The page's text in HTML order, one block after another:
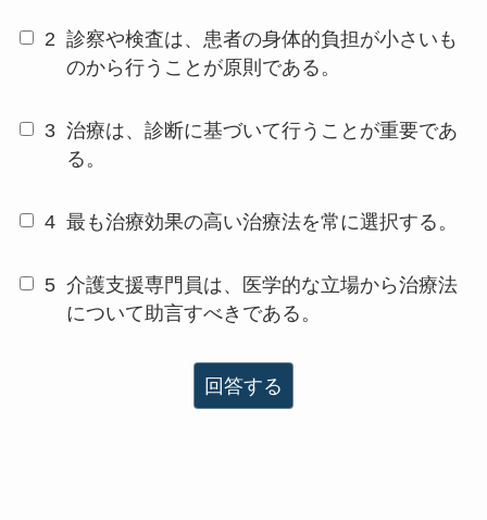
2 診察や検査は、患者の身体的負担が小さいも
のから行うことが原則である。
3 治療は、診断に基づいて行うことが重要であ
る。
4 最も治療効果の高い治療法を常に選択する。
5 介護支援専門員は、医学的な立場から治療法
について助言すべきである。
回答する